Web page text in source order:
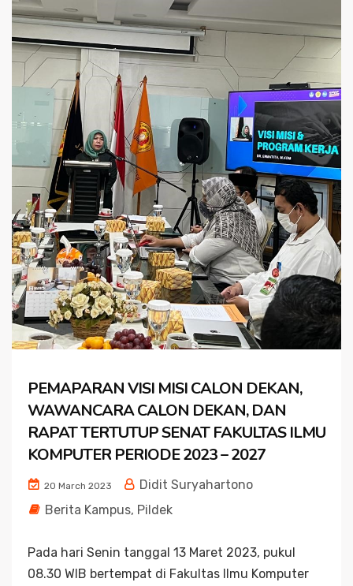
PEMAPARAN VISI MISI CALON DEKAN,
WAWANCARA CALON DEKAN, DAN
RAPAT TERTUTUP SENAT FAKULTAS ILMU
KOMPUTER PERIODE 2023 – 2027
20 March 2023
Didit Suryahartono
Berita Kampus, Pildek
Pada hari Senin tanggal 13 Maret 2023, pukul
08.30 WIB bertempat di Fakultas Ilmu Komputer